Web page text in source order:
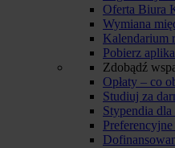
Oferta Biura
Wymiana
Kalendarium
Pobierz
Zdobądź
Opłaty – co
Studiuj za
Stypendia